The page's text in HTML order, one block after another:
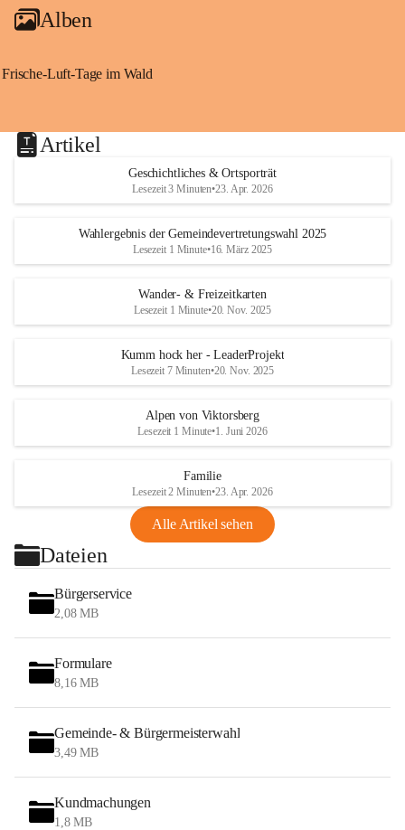
Alben
Frische-Luft-Tage im Wald
Artikel
Geschichtliches & Ortsporträt
Lesezeit 3 Minuten•23. Apr. 2026
Wahlergebnis der Gemeindevertretungswahl 2025
Lesezeit 1 Minute•16. März 2025
Wander- & Freizeitkarten
Lesezeit 1 Minute•20. Nov. 2025
Kumm hock her - LeaderProjekt
Lesezeit 7 Minuten•20. Nov. 2025
Alpen von Viktorsberg
Lesezeit 1 Minute•1. Juni 2026
Familie
Lesezeit 2 Minuten•23. Apr. 2026
Alle Artikel sehen
Dateien
Bürgerservice
2,08 MB
Formulare
8,16 MB
Gemeinde- & Bürgermeisterwahl
3,49 MB
Kundmachungen
1,8 MB